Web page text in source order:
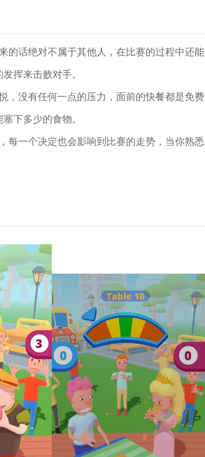
的话绝对不属于其他人，在比赛的过程中还能
挥来击败对手。
，没有任何一点的压力，面前的快餐都是免费
下多少的食物。
每一个决定也会影响到比赛的走势，当你熟悉